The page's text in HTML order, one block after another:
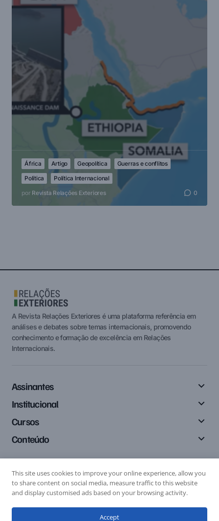
África Artigo Geopolítica
Guerras e conflitos
Política
Política Internacional
por Revista Relações Exteriores 0
A Revista Relações Exteriores é uma plataforma referência em
análises e debates sobre temas internacionais, promovendo
conhecimento e formação de excelência em Relações
Internacionais.
Assinantes
Institucional
Cursos
Conteúdo
Siga-nos
Submissão de Resenha
This site uses cookies to improve your online experience, allow you
to share content on social media, measure traffic to this website
and display customised ads based on your browsing activity.
Accept